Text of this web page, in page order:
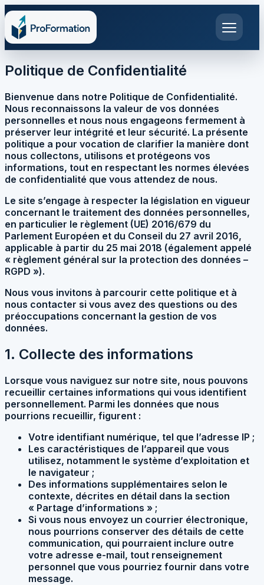
Politique de Confidentialité
Bienvenue dans notre Politique de Confidentialité.
Nous reconnaissons la valeur de vos données
personnelles et nous nous engageons fermement à
préserver leur intégrité et leur sécurité. La présente
politique a pour vocation de clarifier la manière dont
nous collectons, utilisons et protégeons vos
informations, tout en respectant les normes élevées
de confidentialité que vous attendez de nous.
Le site s’engage à respecter la législation en vigueur
concernant le traitement des données personnelles,
en particulier le règlement (UE) 2016/679 du
Parlement Européen et du Conseil du 27 avril 2016,
applicable à partir du 25 mai 2018 (également appelé
« règlement général sur la protection des données –
RGPD »).
Nous vous invitons à parcourir cette politique et à
nous contacter si vous avez des questions ou des
préoccupations concernant la gestion de vos
données.
1. Collecte des informations
Lorsque vous naviguez sur notre site, nous pouvons
recueillir certaines informations qui vous identifient
personnellement. Parmi les données que nous
pourrions recueillir, figurent :
Votre identifiant numérique, tel que l’adresse IP ;
Les caractéristiques de l’appareil que vous
utilisez, notamment le système d’exploitation et
le navigateur ;
Des informations supplémentaires selon le
contexte, décrites en détail dans la section
« Partage d’informations » ;
Si vous nous envoyez un courrier électronique,
nous pourrions conserver des détails de cette
communication, qui pourraient inclure outre
votre adresse e-mail, tout renseignement
personnel que vous pourriez fournir dans votre
message.